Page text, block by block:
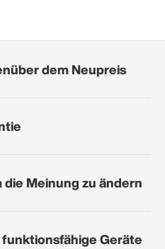
dem Neupreis
die Meinung zu ändern
Geräte